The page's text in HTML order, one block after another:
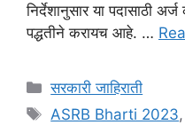
निर्देशानुसार या पदासाठी
पद्धतीने करायच आहे. …
Categories
सरकारी जाहिराती
Tags
ASRB Bharti 2023,